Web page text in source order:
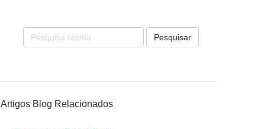
Pesquisar
Artigos Blog Relacionados